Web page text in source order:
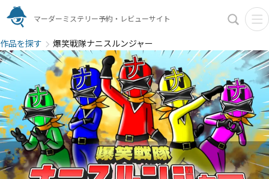
マーダーミステリー予約・レビューサイト
作品を探す 爆笑戦隊ナニスルンジャー